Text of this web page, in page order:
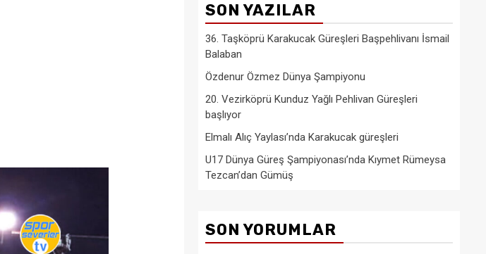
SON YAZILAR
36. Taşköprü Karakucak Güreşleri Başpehlivanı İsmail
Balaban
Özdenur Özmez Dünya Şampiyonu
20. Vezirköprü Kunduz Yağlı Pehlivan Güreşleri
başlıyor
Elmalı Alıç Yaylası’nda Karakucak güreşleri
U17 Dünya Güreş Şampiyonası’nda Kıymet Rümeysa
Tezcan’dan Gümüş
SON YORUMLAR